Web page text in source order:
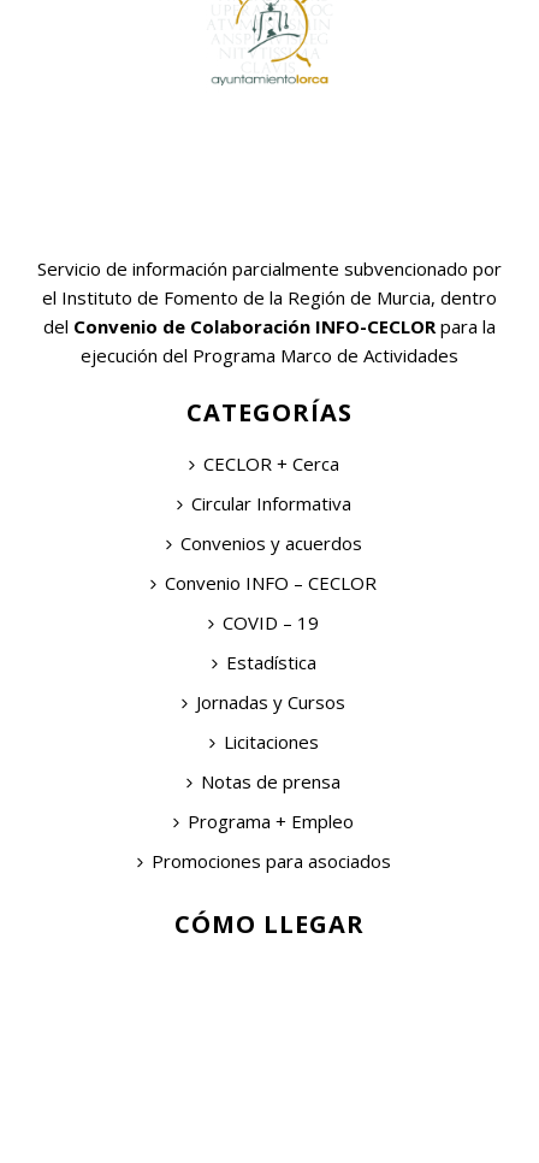
Servicio de información parcialmente subvencionado por
el Instituto de Fomento de la Región de Murcia, dentro
del Convenio de Colaboración INFO-CECLOR para la
ejecución del Programa Marco de Actividades
CATEGORÍAS
CECLOR + Cerca
Circular Informativa
Convenios y acuerdos
Convenio INFO – CECLOR
COVID – 19
Estadística
Jornadas y Cursos
Licitaciones
Notas de prensa
Programa + Empleo
Promociones para asociados
CÓMO LLEGAR